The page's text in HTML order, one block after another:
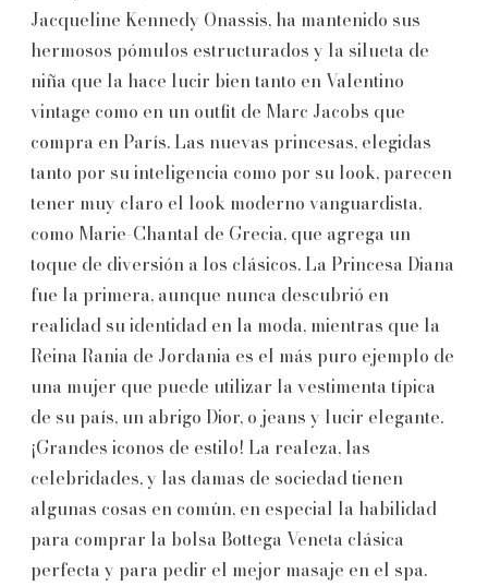
Jacqueline Kennedy Onassis, ha mantenido sus
hermosos pómulos estructurados y la silueta de
niña que la hace lucir bien tanto en Valentino
vintage como en un outfit de Marc Jacobs que
compra en París. Las nuevas princesas, elegidas
tanto por su inteligencia como por su look, parecen
tener muy claro el look moderno vanguardista,
como Marie-Chantal de Grecia, que agrega un
toque de diversión a los clásicos. La Princesa Diana
fue la primera, aunque nunca descubrió en
realidad su identidad en la moda, mientras que la
Reina Rania de Jordania es el más puro ejemplo de
una mujer que puede utilizar la vestimenta típica
de su país, un abrigo Dior, o jeans y lucir elegante.
¡Grandes iconos de estilo! La realeza, las
celebridades, y las damas de sociedad tienen
algunas cosas en común, en especial la habilidad
para comprar la bolsa Bottega Veneta clásica
perfecta y para pedir el mejor masaje en el spa.